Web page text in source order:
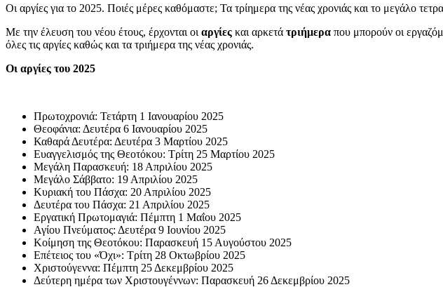
Οι αργίες για το 2025. Ποιές μέρες καθόμαστε; Τα τρίημερα της νέας χρονιάς και το μεγάλο
Με την έλευση του νέου έτους, έρχονται οι αργίες και αρκετά τριήμερα που μπορούν οι
όλες τις αργίες καθώς και τα τριήμερα της νέας χρονιάς.
Οι αργίες του 2025
Πρωτοχρονιά: Τετάρτη 1 Ιανουαρίου 2025
Θεοφάνια: Δευτέρα 6 Ιανουαρίου 2025
Καθαρά Δευτέρα: Δευτέρα 3 Μαρτίου 2025
Ευαγγελισμός της Θεοτόκου: Τρίτη 25 Μαρτίου 2025
Μεγάλη Παρασκευή: 18 Απριλίου 2025
Μεγάλο Σάββατο: 19 Απριλίου 2025
Κυριακή του Πάσχα: 20 Απριλίου 2025
Δευτέρα του Πάσχα: 21 Απριλίου 2025
Εργατική Πρωτομαγιά: Πέμπτη 1 Μαΐου 2025
Αγίου Πνεύματος: Δευτέρα 9 Ιουνίου 2025
Κοίμηση της Θεοτόκου: Παρασκευή 15 Αυγούστου 2025
Επέτειος του «Όχι»: Τρίτη 28 Οκτωβρίου 2025
Χριστούγεννα: Πέμπτη 25 Δεκεμβρίου 2025
Δεύτερη ημέρα των Χριστουγέννων: Παρασκευή 26 Δεκεμβρίου 2025